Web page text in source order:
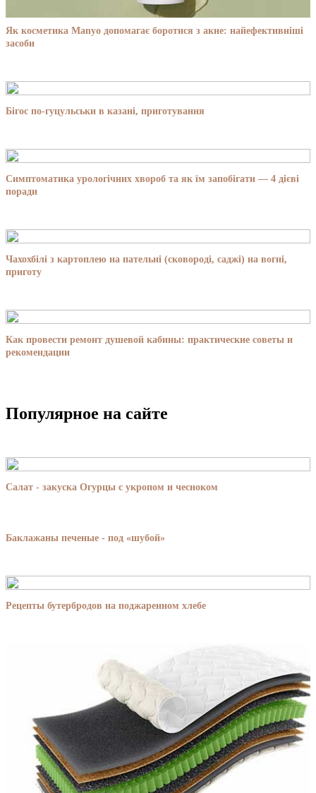
Як косметика Manyo допомагає боротися з акне: найефективніші
засоби
Бігос по-гуцульськи в казані, приготування
Симптоматика урологічних хвороб та як їм запобігати — 4 дієві
поради
Чахохбілі з картоплею на пательні (сковороді, саджі) на вогні,
приготу
Как провести ремонт душевой кабины: практические советы и
рекомендации
Популярное на сайте
Салат - закуска Огурцы с укропом и чесноком
Баклажаны печеные - под «шубой»
Рецепты бутербродов на поджаренном хлебе